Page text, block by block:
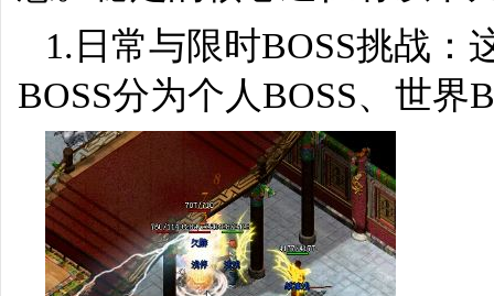
1.日常与限时BOSS挑战
BOSS分为个人BOSS、世界